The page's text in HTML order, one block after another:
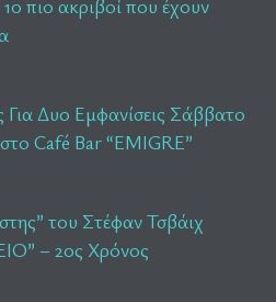
πιο ακριβοί που έχουν
Δυο Εμφανίσεις Σάββατο
Café Bar “EMIGRE”
του Στέφαν Τσβάιχ
– 2ος Χρόνος